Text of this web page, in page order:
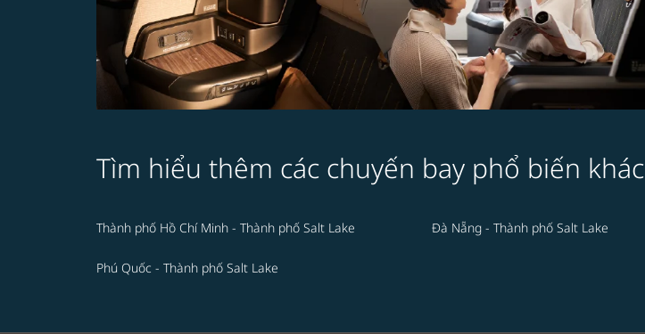
Tìm hiểu thêm các chuyến bay phổ biến khác
Thành phố Hồ Chí Minh - Thành phố Salt Lake Đà Nẵng - Thành phố Salt Lake
Phú Quốc - Thành phố Salt Lake